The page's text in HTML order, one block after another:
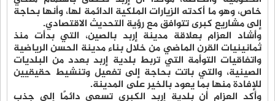
خاص، وهو ما أكدته الزيارات الملكية الدائمة لها، وأنها بحاجة
إلى مشاريع كبرى تتوافق مع رؤية التحديث الاقتصادي.
وأشاد العزام بعلاقة مدينة إربد بالصين، التي بدأت منذ
ثمانينيات القرن الماضي من خلال بناء مدينة الحسن الرياضية
واتفاقيات التوأمة التي تربط بلدية إربد بعدد من البلديات
الصينية، والتي باتت بحاجة إلى تفعيل وتنشيط حقيقيين
للإفادة منها بما يعود بالخير على المدينة.
وأكد العزام أن بلدية إربد الكبرى تسعى دائمًا إلى جذب